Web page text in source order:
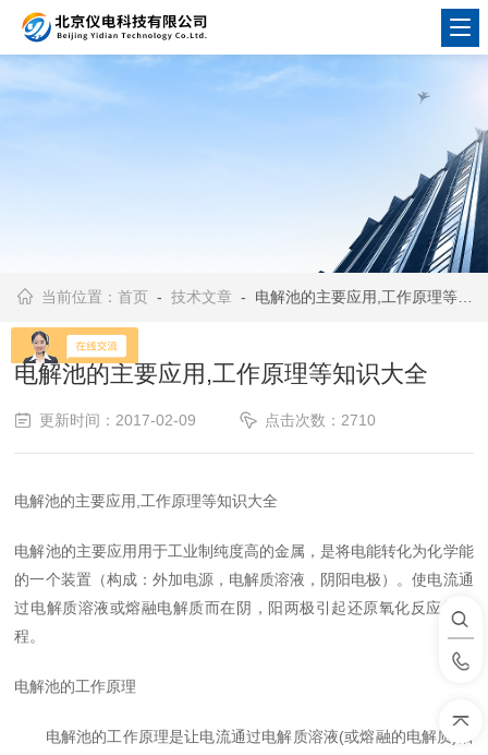
当前位置：首页 -技术文章 - 电解池的主要应用,工作原理等知识大全
电解池的主要应用,工作原理等知识大全
更新时间：2017-02-09 点击次数：2710
电解池的主要应用,工作原理等知识大全
电解池的主要应用用于工业制纯度高的金属，是将电能转化为化学能
的一个装置（构成：外加电源，电解质溶液，阴阳电极）。使电流通
过电解质溶液或熔融电解质而在阴，阳两极引起还原氧化反应的过
程。
电解池的工作原理
电解池的工作原理是让电流通过电解质溶液(或熔融的电解质)后